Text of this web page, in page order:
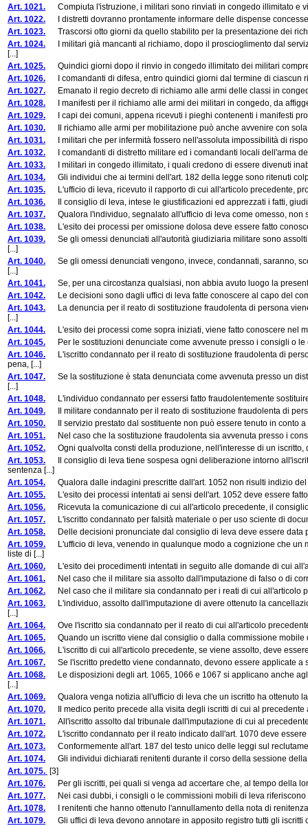
Art. 1021. Compiuta l'istruzione, i militari sono rinviati in congedo illimitato e
Art. 1022. I distretti dovranno prontamente informare delle dispense
Art. 1023. Trascorsi otto giorni da quello stabilito per la presentazione dei
Art. 1024. I militari già mancanti al richiamo, dopo il proscioglimento dal
[...]
Art. 1025. Quindici giorni dopo il rinvio in congedo illimitato dei militari
Art. 1026. I comandanti di difesa, entro quindici giorni dal termine di ciascun
Art. 1027. Emanato il regio decreto di richiamo alle armi delle classi in
Art. 1028. I manifesti per il richiamo alle armi dei militari in congedo, da
Art. 1029. I capi dei comuni, appena ricevuti i pieghi contenenti i manifesti
Art. 1030. Il richiamo alle armi per mobilitazione può anche avvenire con
Art. 1031. I militari che per infermità fossero nell'assoluta impossibilità di
Art. 1032. I comandanti di distretto militare ed i comandanti locali dell'arma
Art. 1033. I militari in congedo illimitato, i quali credono di essere divenuti
Art. 1034. Gli individui che ai termini dell'art. 182 della legge sono ritenuti
Art. 1035. L'ufficio di leva, ricevuto il rapporto di cui all'articolo precedente,
Art. 1036. Il consiglio di leva, intese le giustificazioni ed apprezzati i fatti,
Art. 1037. Qualora l'individuo, segnalato all'ufficio di leva come omesso, non
Art. 1038. L'esito dei processi per omissione dolosa deve essere fatto
Art. 1039. Se gli omessi denunciati all'autorità giudiziaria militare sono
[...]
Art. 1040. Se gli omessi denunciati vengono, invece, condannati, saranno,
[...]
Art. 1041. Se, per una circostanza qualsiasi, non abbia avuto luogo la
Art. 1042. Le decisioni sono dagli uffici di leva fatte conoscere al capo del
Art. 1043. La denuncia per il reato di sostituzione fraudolenta di persona
[...]
Art. 1044. L'esito dei processi come sopra iniziati, viene fatto conoscere nel
Art. 1045. Per le sostituzioni denunciate come avvenute presso i consigli o le
Art. 1046. L'iscritto condannato per il reato di sostituzione fraudolenta di
pena, [...]
Art. 1047. Se la sostituzione è stata denunciata come avvenuta presso un
[...]
Art. 1048. L'individuo condannato per essersi fatto fraudolentemente
Art. 1049. Il militare condannato per il reato di sostituzione fraudolenta di
Art. 1050. Il servizio prestato dal sostituente non può essere tenuto in conto
Art. 1051. Nel caso che la sostituzione fraudolenta sia avvenuta presso i
Art. 1052. Ogni qualvolta consti della produzione, nell'interesse di un iscritto,
Art. 1053. Il consiglio di leva tiene sospesa ogni deliberazione intorno
sentenza [...]
Art. 1054. Qualora dalle indagini prescritte dall'art. 1052 non risulti indizio del
Art. 1055. L'esito dei processi intentati ai sensi dell'art. 1052 deve essere
Art. 1056. Ricevuta la comunicazione di cui all'articolo precedente, il
Art. 1057. L'iscritto condannato per falsità materiale o per uso sciente di
Art. 1058. Delle decisioni pronunciate dal consiglio di leva deve essere data
Art. 1059. L'ufficio di leva, venendo in qualunque modo a cognizione che un
liste di [...]
Art. 1060. L'esito dei procedimenti intentati in seguito alle domande di cui
Art. 1061. Nel caso che il militare sia assolto dall'imputazione di falso o di
Art. 1062. Nel caso che il militare sia condannato per i reati di cui all'articolo
Art. 1063. L'individuo, assolto dall'imputazione di avere ottenuto la
[...]
Art. 1064. Ove l'iscritto sia condannato per il reato di cui all'articolo
Art. 1065. Quando un iscritto viene dal consiglio o dalla commissione mobile
Art. 1066. L'iscritto di cui all'articolo precedente, se viene assolto, deve
Art. 1067. Se l'iscritto predetto viene condannato, devono essere applicate a
Art. 1068. Le disposizioni degli art. 1065, 1066 e 1067 si applicano anche
[...]
Art. 1069. Qualora venga notizia all'ufficio di leva che un iscritto ha ottenuto
Art. 1070. Il medico perito precede alla visita degli iscritti di cui al precedente
Art. 1071. All'iscritto assolto dal tribunale dall'imputazione di cui al
Art. 1072. L'iscritto condannato per il reato indicato dall'art. 1070 deve
Art. 1073. Conformemente all'art. 187 del testo unico delle leggi sul
Art. 1074. Gli individui dichiarati renitenti durante il corso della sessione
Art. 1075. [3]
Art. 1076. Per gli iscritti, pei quali si venga ad accertare che, al tempo della
Art. 1077. Nei casi dubbi, i consigli o le commissioni mobili di leva
Art. 1078. I renitenti che hanno ottenuto l'annullamento della nota di
Art. 1079. Gli uffici di leva devono annotare in apposito registro tutti gli iscritti